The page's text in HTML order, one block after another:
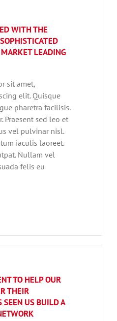
WITH THE
LEADING
sit amet,
elit. Quisque
pharetra facilisis.
Praesent sed leo et
vel pulvinar nisl.
iaculis laoreet.
Nullam vel
felis eu
TO HELP OUR
THEIR
SEEN US BUILD A